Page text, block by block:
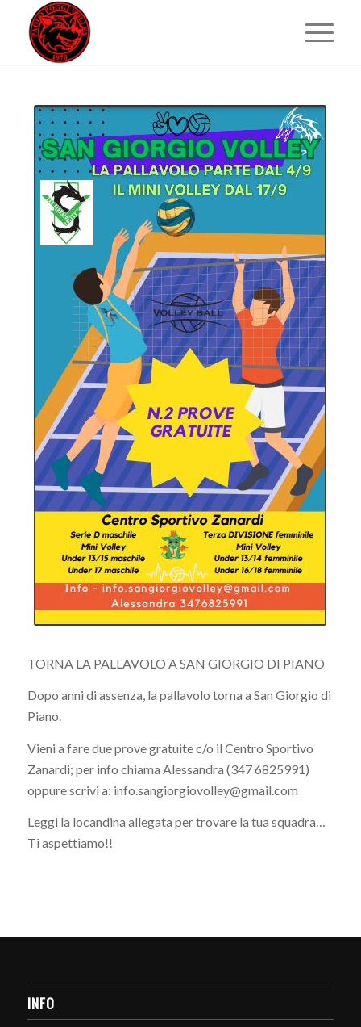
TORNA LA PALLAVOLO A SAN GIORGIO DI PIANO
Dopo anni di assenza, la pallavolo torna a San Giorgio di
Piano.
Vieni a fare due prove gratuite c/o il Centro Sportivo
Zanardi; per info chiama Alessandra (347 6825991)
oppure scrivi a: info.sangiorgiovolley@gmail.com
Leggi la locandina allegata per trovare la tua squadra…
Ti aspettiamo!!
INFO